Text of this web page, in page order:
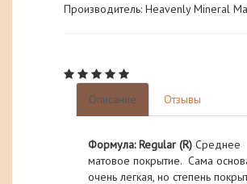
Производитель: Heavenly Mineral
Описание Отзывы
Формула: Regular (R) Среднее
матовое покрытие. Сама
очень легкая, но степень